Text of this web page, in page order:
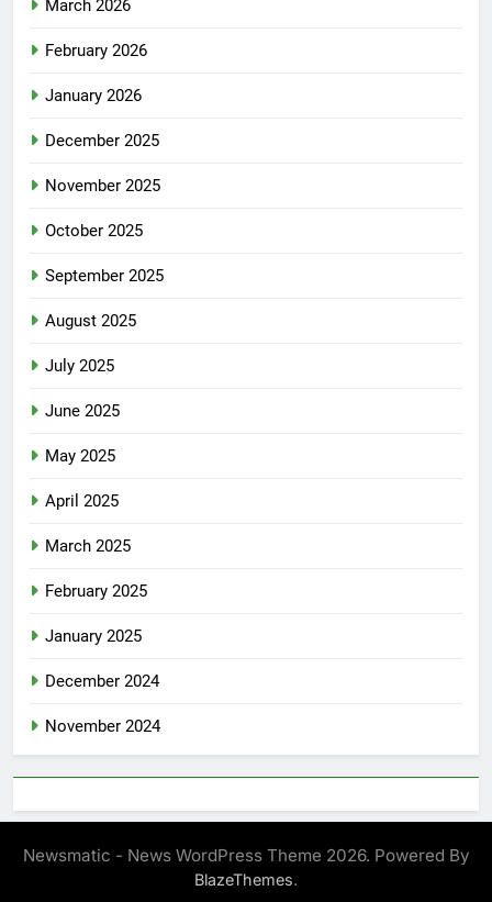
March 2026
February 2026
January 2026
December 2025
November 2025
October 2025
September 2025
August 2025
July 2025
June 2025
May 2025
April 2025
March 2025
February 2025
January 2025
December 2024
November 2024
Newsmatic - News WordPress Theme 2026. Powered By
BlazeThemes.